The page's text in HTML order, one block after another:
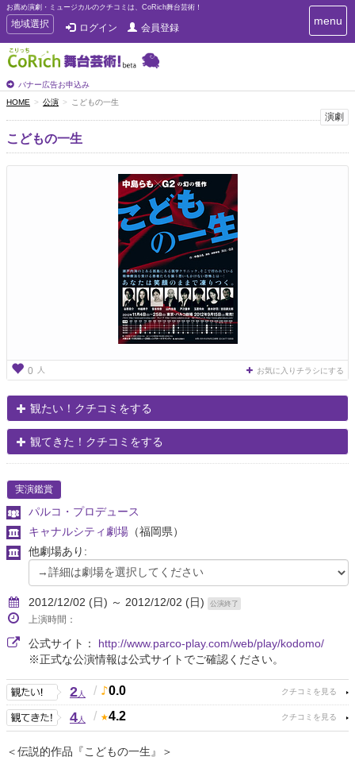
お薦め演劇・ミュージカルのクチコミは、CoRich舞台芸術！
T
o
g
g
e
n
a
i
地域選択 ログイン 会員登録
バナー広告お申込み
T
o
i
menu
HOME 公演 こどもの一生
演劇
こどもの一生
0 人 お気に入りチラシにする
観たい！クチコミをする
観てきた！クチコミをする
実演鑑賞
パルコ・プロデュース
キャナルシティ劇場 （福岡県）
他劇場あり:
2012/12/02 (日) ～ 2012/12/02 (日) 公演終了
上演時間：
公式サイト： http://www.parco-play.com/web/play/kodomo/
※正式な公演情報は公式サイトでご確認ください。
2人 / 0.0
4人 / 4.2
＜伝説的作品『こどもの一生』＞